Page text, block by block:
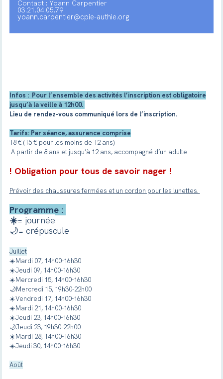
Contact : Yoann Carpentier
03.21.04.05.79
yoann.carpentier@cpie-authie.org
Infos : Pour l’ensemble des activités l’inscription est obligatoire
jusqu’à la veille à 12h00.
Lieu de rendez-vous communiqué lors de l’inscription.
Tarifs: Par séance, assurance comprise
18 € (15 € pour les moins de 12 ans)
A partir de 8 ans et jusqu’à 12 ans, accompagné d’un adulte
! Obligation pour tous de savoir nager !
Prévoir des chaussures fermées et un cordon pour les lunettes.
Programme :
☀️= journée
🌙= crépuscule
Juillet
☀️Mardi 07, 14h00-16h30
☀️Jeudi 09, 14h00-16h30
☀️Mercredi 15, 14h00-16h30
🌙Mercredi 15, 19h30-22h00
☀️Vendredi 17, 14h00-16h30
☀️Mardi 21, 14h00-16h30
☀️Jeudi 23, 14h00-16h30
🌙Jeudi 23, 19h30-22h00
☀️Mardi 28, 14h00-16h30
☀️Jeudi 30, 14h00-16h30
Août